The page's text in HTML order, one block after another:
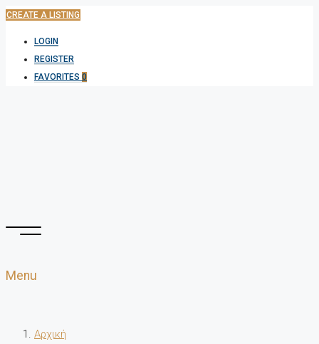
CREATE A LISTING
LOGIN
REGISTER
FAVORITES 0
Menu
Αρχική